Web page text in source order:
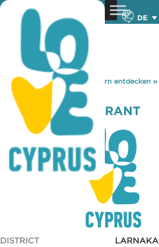
DE
You are here: Home »Zypern entdecken »
DYLANS RESTAURANT
DYLANS RESTAURANT
DISTRICT
LARNAKA